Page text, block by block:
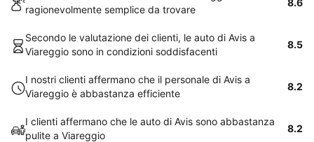
ragionevolmente semplice da trovare
8.6
Secondo le valutazione dei clienti, le auto di Avis a
Viareggio sono in condizioni soddisfacenti
8.5
I nostri clienti affermano che il personale di Avis a
Viareggio è abbastanza efficiente
8.2
I clienti affermano che le auto di Avis sono abbastanza
pulite a Viareggio
8.2